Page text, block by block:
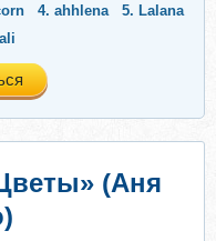
4. ahhlena 5. Lalana
(Аня